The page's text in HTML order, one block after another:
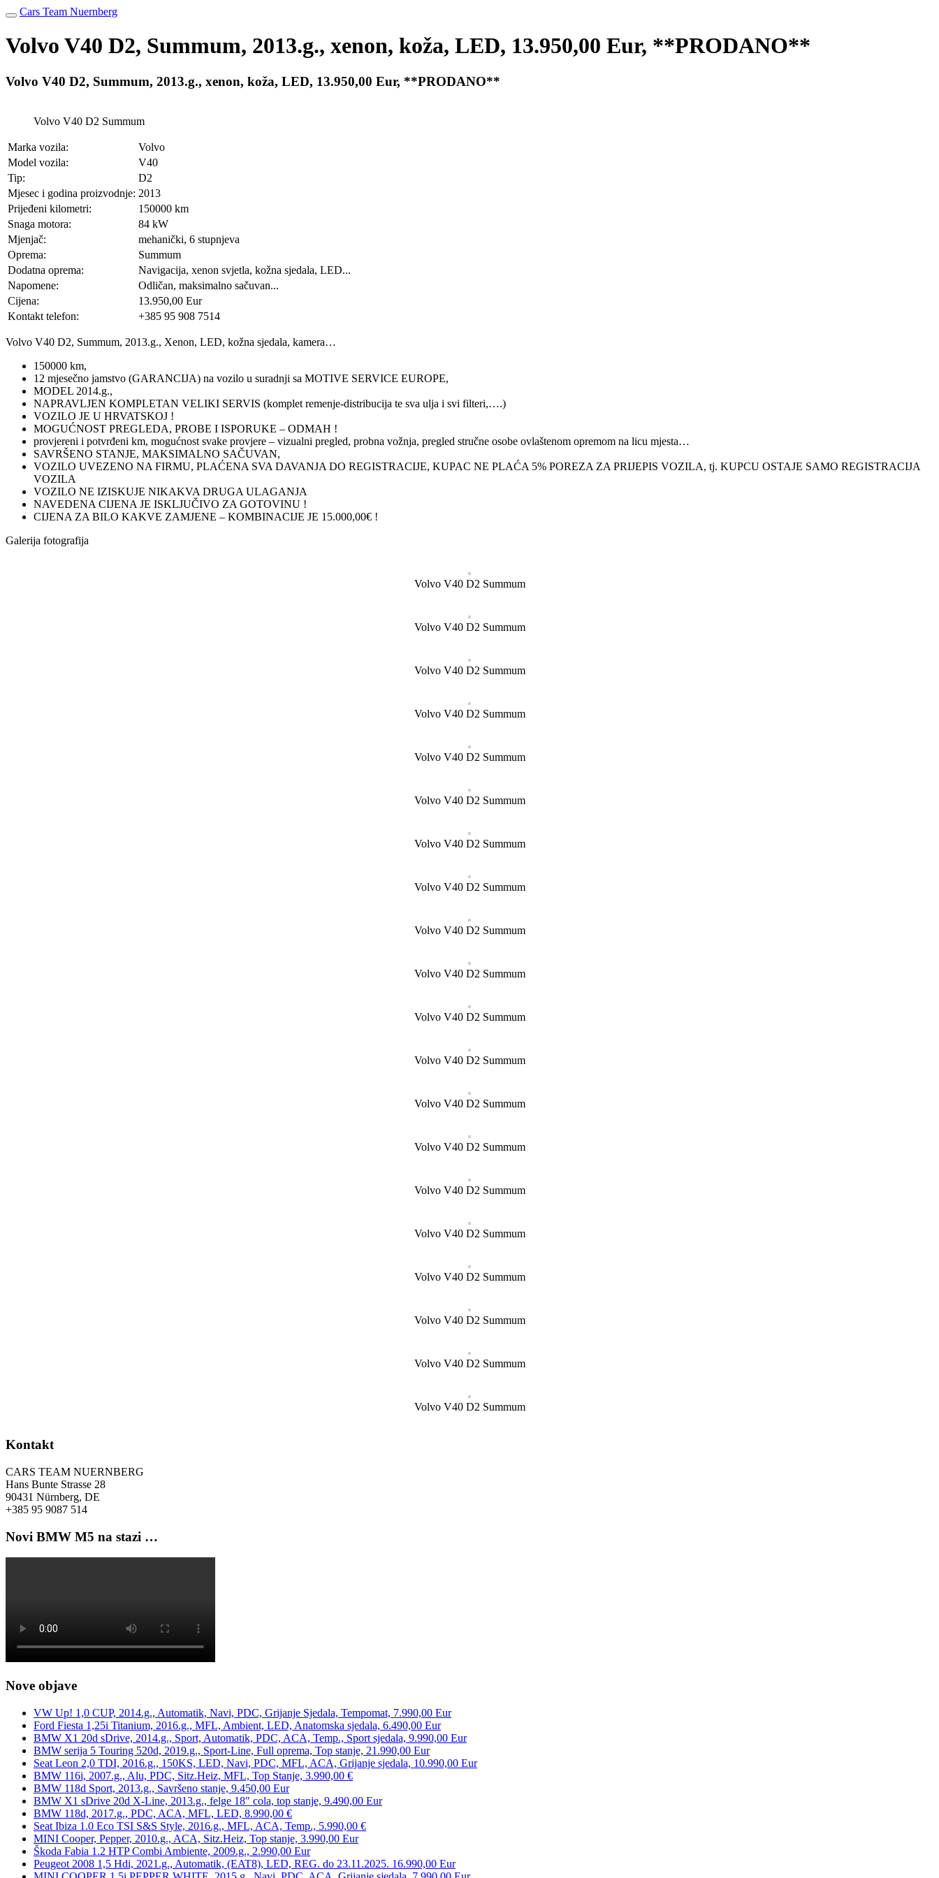
Cars Team Nuernberg
Volvo V40 D2, Summum, 2013.g., xenon, koža, LED, 13.950,00 Eur, **PRODANO**
Volvo V40 D2, Summum, 2013.g., xenon, koža, LED, 13.950,00 Eur, **PRODANO**
Volvo V40 D2 Summum
Marka vozila:
Volvo
Model vozila:
V40
Tip:
D2
Mjesec i godina proizvodnje: 2013
Prijeđeni kilometri:
150000 km
Snaga motora:
84 kW
Mjenjač:
mehanički, 6 stupnjeva
Oprema:
Summum
Dodatna oprema:
Navigacija, xenon svjetla, kožna sjedala, LED...
Napomene:
Odličan, maksimalno sačuvan...
Cijena:
13.950,00 Eur
Kontakt telefon:
+385 95 908 7514
Volvo V40 D2, Summum, 2013.g., Xenon, LED, kožna sjedala, kamera…
150000 km,
12 mjesečno jamstvo (GARANCIJA) na vozilo u suradnji sa MOTIVE SERVICE EUROPE,
MODEL 2014.g.,
NAPRAVLJEN KOMPLETAN VELIKI SERVIS (komplet remenje-distribucija te sva ulja i svi filteri,….)
VOZILO JE U HRVATSKOJ !
MOGUĆNOST PREGLEDA, PROBE I ISPORUKE – ODMAH !
provjereni i potvrđeni km, mogućnost svake provjere – vizualni pregled, probna vožnja, pregled stručne osobe ovlaštenom opremom na licu mjesta…
SAVRŠENO STANJE, MAKSIMALNO SAČUVAN,
VOZILO UVEZENO NA FIRMU, PLAĆENA SVA DAVANJA DO REGISTRACIJE, KUPAC NE PLAĆA 5% POREZA ZA PRIJEPIS VOZILA, tj. KUPCU OSTAJE SAMO REGISTRACIJA
VOZILA
VOZILO NE IZISKUJE NIKAKVA DRUGA ULAGANJA
NAVEDENA CIJENA JE ISKLJUČIVO ZA GOTOVINU !
CIJENA ZA BILO KAKVE ZAMJENE – KOMBINACIJE JE 15.000,00€ !
Galerija fotografija
Volvo V40 D2 Summum
Volvo V40 D2 Summum
Volvo V40 D2 Summum
Volvo V40 D2 Summum
Volvo V40 D2 Summum
Volvo V40 D2 Summum
Volvo V40 D2 Summum
Volvo V40 D2 Summum
Volvo V40 D2 Summum
Volvo V40 D2 Summum
Volvo V40 D2 Summum
Volvo V40 D2 Summum
Volvo V40 D2 Summum
Volvo V40 D2 Summum
Volvo V40 D2 Summum
Volvo V40 D2 Summum
Volvo V40 D2 Summum
Volvo V40 D2 Summum
Volvo V40 D2 Summum
Volvo V40 D2 Summum
Kontakt
CARS TEAM NUERNBERG
Hans Bunte Strasse 28
90431 Nürnberg, DE
+385 95 9087 514
Novi BMW M5 na stazi …
Nove objave
VW Up! 1,0 CUP, 2014.g., Automatik, Navi, PDC, Grijanje Sjedala, Tempomat, 7.990,00 Eur
Ford Fiesta 1,25i Titanium, 2016.g., MFL, Ambient, LED, Anatomska sjedala, 6.490,00 Eur
BMW X1 20d sDrive, 2014.g., Sport, Automatik, PDC, ACA, Temp., Sport sjedala, 9.990,00 Eur
BMW serija 5 Touring 520d, 2019.g., Sport-Line, Full oprema, Top stanje, 21.990,00 Eur
Seat Leon 2,0 TDI, 2016.g., 150KS, LED, Navi, PDC, MFL, ACA, Grijanje sjedala, 10.990,00 Eur
BMW 116i, 2007.g., Alu, PDC, Sitz.Heiz, MFL, Top Stanje, 3.990,00 €
BMW 118d Sport, 2013.g., Savršeno stanje, 9.450,00 Eur
BMW X1 sDrive 20d X-Line, 2013.g., felge 18″ cola, top stanje, 9.490,00 Eur
BMW 118d, 2017.g., PDC, ACA, MFL, LED, 8.990,00 €
Seat Ibiza 1.0 Eco TSI S&S Style, 2016.g., MFL, ACA, Temp., 5.990,00 €
MINI Cooper, Pepper, 2010.g., ACA, Sitz.Heiz, Top stanje, 3.990,00 Eur
Škoda Fabia 1.2 HTP Combi Ambiente, 2009.g., 2.990,00 Eur
Peugeot 2008 1,5 Hdi, 2021.g., Automatik, (EAT8), LED, REG. do 23.11.2025. 16.990,00 Eur